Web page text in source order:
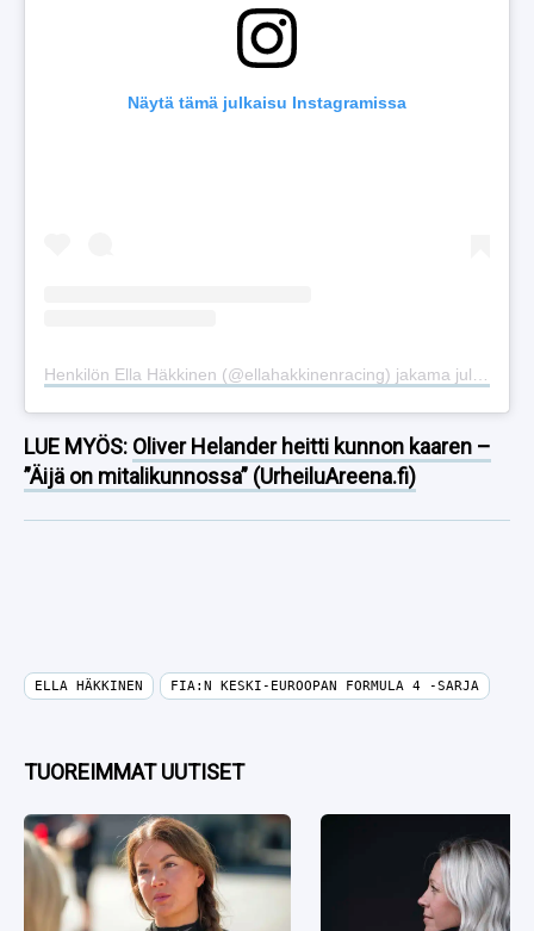
Näytä tämä julkaisu Instagramissa
LUE MYÖS: Oliver Helander heitti kunnon kaaren –
”Äijä on mitalikunnossa” (UrheiluAreena.fi)
ELLA HÄKKINEN FIA:N KESKI-EUROOPAN FORMULA 4 -SARJA
TUOREIMMAT UUTISET